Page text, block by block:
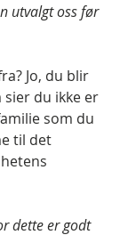
utvalgt oss før
Jo, du blir
du ikke er
som du
til det
dette er godt